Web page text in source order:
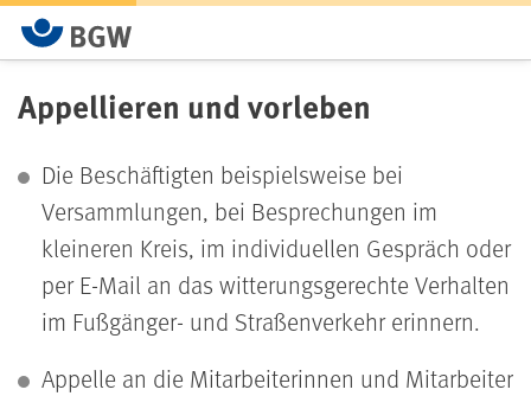
Appellieren und vorleben
Die Beschäftigten beispielsweise bei
Versammlungen, bei Besprechungen im
kleineren Kreis, im individuellen Gespräch oder
per E-Mail an das witterungsgerechte Verhalten
im Fußgänger- und Straßenverkehr erinnern.
Appelle an die Mitarbeiterinnen und Mitarbeiter